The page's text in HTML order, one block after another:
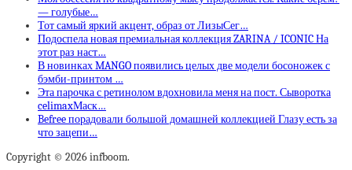
— голубые…
Тот самый яркий акцент, образ от ЛизыСег…
Подоспела новая премиальная коллекция ZARINA / ICONIC На
этот раз наст…
В новинках MANGO появились целых две модели босоножек с
бэмби-принтом …
Эта парочка с ретинолом вдохновила меня на пост. Сыворотка
celimaxМаск…
Befree порадовали большой домашней коллекцией Глазу есть за
что зацепи…
Copyright © 2026 infboom.